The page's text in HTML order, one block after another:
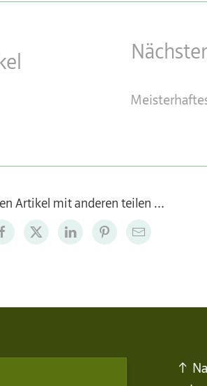
Artikel mit anderen teilen …
↑